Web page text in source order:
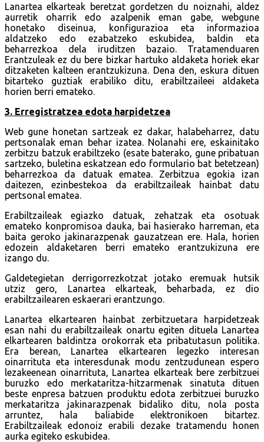
Lanartea elkarteak beretzat gordetzen du noiznahi, aldez
aurretik oharrik edo azalpenik eman gabe, webgune
honetako diseinua, konfigurazioa eta informazioa
aldatzeko edo ezabatzeko eskubidea, baldin eta
beharrezkoa dela iruditzen bazaio. Tratamenduaren
Erantzuleak ez du bere bizkar hartuko aldaketa horiek ekar
ditzaketen kalteen erantzukizuna. Dena den, eskura dituen
bitarteko guztiak erabiliko ditu, erabiltzaileei aldaketa
horien berri emateko.
3. Erregistratzea edota harpidetzea
Web gune honetan sartzeak ez dakar, halabeharrez, datu
pertsonalak eman behar izatea. Nolanahi ere, eskainitako
zerbitzu batzuk erabiltzeko (esate baterako, gune pribatuan
sartzeko, buletina eskatzean edo formulario bat betetzean)
beharrezkoa da datuak ematea. Zerbitzua egokia izan
daitezen, ezinbestekoa da erabiltzaileak hainbat datu
pertsonal ematea.
Erabiltzaileak egiazko datuak, zehatzak eta osotuak
emateko konpromisoa dauka, bai hasierako harreman, eta
baita geroko jakinarazpenak gauzatzean ere. Hala, horien
edozein aldaketaren berri emateko erantzukizuna ere
izango du.
Galdetegietan derrigorrezkotzat jotako eremuak hutsik
utziz gero, Lanartea elkarteak, beharbada, ez dio
erabiltzailearen eskaerari erantzungo.
Lanartea elkartearen hainbat zerbitzuetara harpidetzeak
esan nahi du erabiltzaileak onartu egiten dituela Lanartea
elkartearen baldintza orokorrak eta pribatutasun politika.
Era berean, Lanartea elkartearen legezko interesan
oinarrituta eta interesdunak modu zentzudunean espero
lezakeenean oinarrituta, Lanartea elkarteak bere zerbitzuei
buruzko edo merkataritza-hitzarmenak sinatuta dituen
beste enpresa batzuen produktu edota zerbitzuei buruzko
merkataritza jakinarazpenak bidaliko ditu, nola posta
arruntez, hala baliabide elektronikoen bitartez.
Erabiltzaileak edonoiz erabili dezake tratamendu honen
aurka egiteko eskubidea.